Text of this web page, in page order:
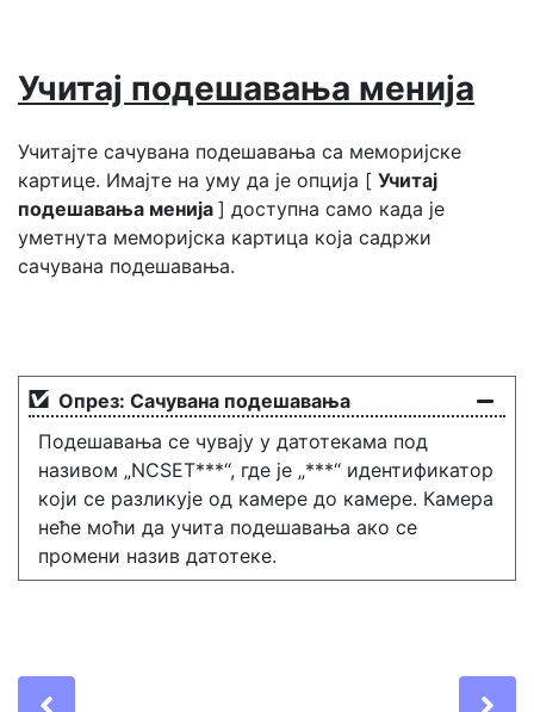
Учитај подешавања менија
Учитајте сачувана подешавања са меморијске
картице. Имајте на уму да је опција [ Учитај
подешавања менија ] доступна само када је
уметнута меморијска картица која садржи
сачувана подешавања.
Опрез: Сачувана подешавања
Подешавања се чувају у датотекама под
називом „NCSET***“, где је „***“ идентификатор
који се разликује од камере до камере. Камера
неће моћи да учита подешавања ако се
промени назив датотеке.